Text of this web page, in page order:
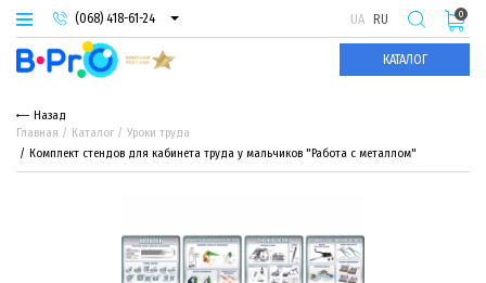
(068) 418-61-24
(093) 974-66-94
(095) 987-29-55
UA RU
КАТАЛОГ
0
Назад
Главная
Каталог
Уроки труда
Комплект стендов для кабинета труда у мальчиков "Работа с металлом"